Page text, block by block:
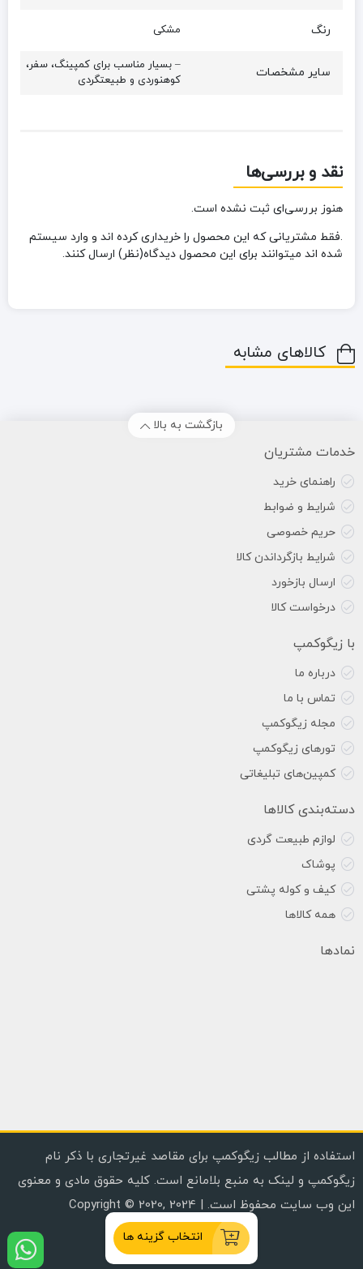
رنگ مشکی
سایر مشخصات
– بسیار مناسب برای کمپینگ، سفر،
کوهنوردی و طبیعتگردی
نقد و بررسی‌ها
هنوز بررسی‌ای ثبت نشده است.
.فقط مشتریانی که این محصول را خریداری کرده اند و وارد سیستم
شده اند میتوانند برای این محصول دیدگاه(نظر) ارسال کنند.
کالاهای مشابه
بازگشت به بالا
خدمات مشتریان
راهنمای خرید
شرایط و ضوابط
حریم خصوصی
شرایط بازگرداندن کالا
ارسال بازخورد
درخواست کالا
با زیگوکمپ
درباره ما
تماس با ما
مجله زیگوکمپ
تورهای زیگوکمپ
کمپین‌های تبلیغاتی
دسته‌بندی کالاها
لوازم طبیعت گردی
پوشاک
کیف و کوله پشتی
همه کالاها
نمادها
استفاده از مطالب زیگوکمپ برای مقاصد غیرتجاری با ذکر نام
زیگوکمپ و لینک به منبع بلامانع است. کلیه حقوق مادی و معنوی
این وب سایت محفوظ است. | Copyright © 2020, 2024
انتخاب گزینه ها